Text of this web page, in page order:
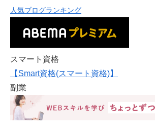
人気ブログランキング
スマート資格
【Smart資格(スマート資格)】
副業